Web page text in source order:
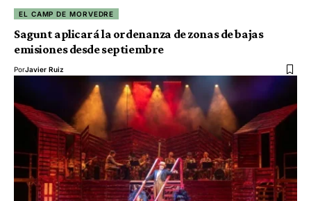
EL CAMP DE MORVEDRE
Sagunt aplicará la ordenanza de zonas de bajas
emisiones desde septiembre
PorJavier Ruiz